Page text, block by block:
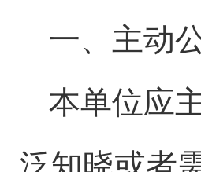
一、主动
本单位应